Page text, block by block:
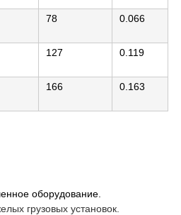
78 0.066
127 0.119
166 0.163
оборудование.
грузовых установок.